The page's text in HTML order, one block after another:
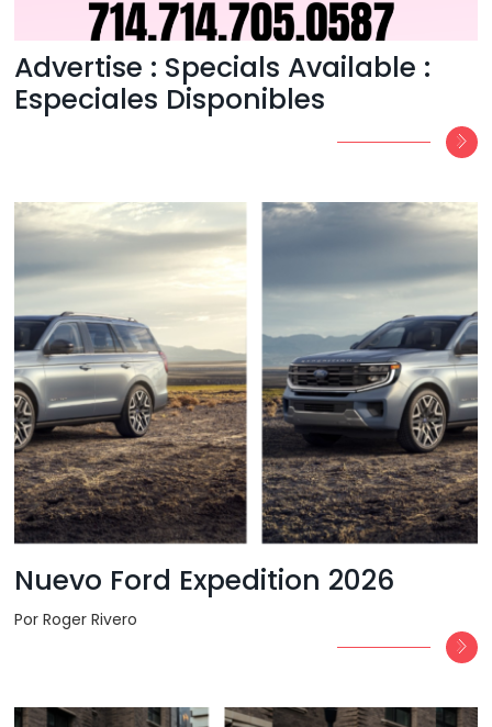
Advertise : Specials Available :
Especiales Disponibles
Nuevo Ford Expedition 2026
Por Roger Rivero